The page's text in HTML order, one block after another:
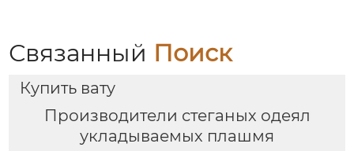
Связанный Поиск
Купить вату
Производители стеганых одеял
укладываемых плашмя